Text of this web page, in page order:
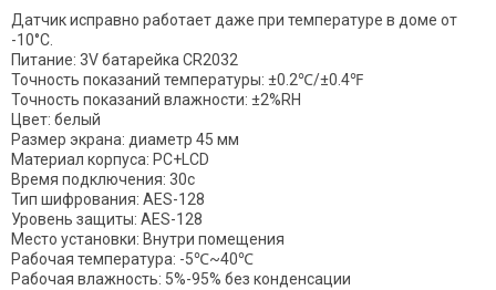
Датчик исправно работает даже при температуре в доме от
-10°C.
Питание: 3V батарейка CR2032
Точность показаний температуры: ±0.2℃/±0.4℉
Точность показаний влажности: ±2%RH
Цвет: белый
Размер экрана: диаметр 45 мм
Материал корпуса: PC+LCD
Время подключения: 30с
Тип шифрования: AES-128
Уровень защиты: AES-128
Место установки: Внутри помещения
Рабочая температура: -5℃~40℃
Рабочая влажность: 5%-95% без конденсации